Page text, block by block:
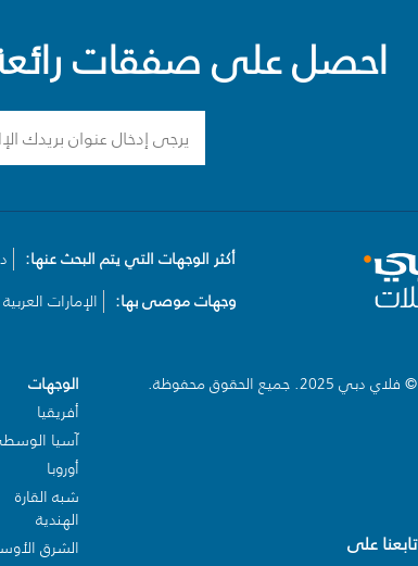
احصل على صفقات
أكثر الوجهات التي يتم البحث عنها:
وجهات موصى بها:
الإمارات
© فلاي دبي 2025. جميع الحقوق محفوظة.
تابعنا على
الوجهات
أفريقيا
آسيا
أوروبا
شبه القارة
الهندية
الشرق